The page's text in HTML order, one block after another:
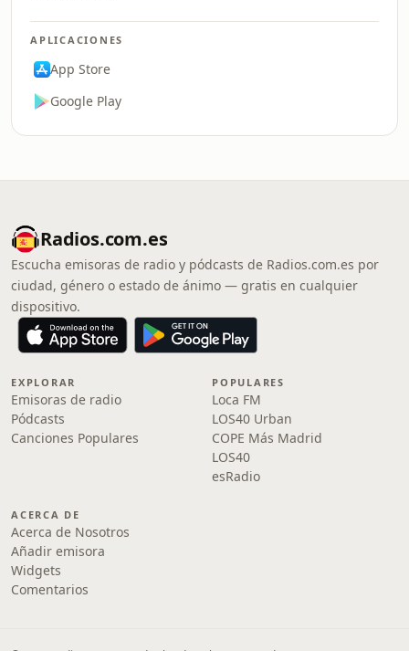
APLICACIONES
App Store
Google Play
Radios.com.es
Escucha emisoras de radio y pódcasts de Radios.com.es por
ciudad, género o estado de ánimo — gratis en cualquier
dispositivo.
EXPLORAR
Emisoras de radio
Pódcasts
Canciones Populares
POPULARES
Loca FM
LOS40 Urban
COPE Más Madrid
LOS40
esRadio
ACERCA DE
Acerca de Nosotros
Añadir emisora
Widgets
Comentarios